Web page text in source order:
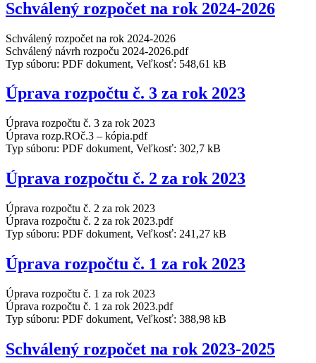
Schválený rozpočet na rok 2024-2026
Schválený rozpočet na rok 2024-2026
Schválený návrh rozpoču 2024-2026.pdf
Typ súboru: PDF dokument, Veľkosť: 548,61 kB
Úprava rozpočtu č. 3 za rok 2023
Úprava rozpočtu č. 3 za rok 2023
Úprava rozp.ROč.3 – kópia.pdf
Typ súboru: PDF dokument, Veľkosť: 302,7 kB
Úprava rozpočtu č. 2 za rok 2023
Úprava rozpočtu č. 2 za rok 2023
Úprava rozpočtu č. 2 za rok 2023.pdf
Typ súboru: PDF dokument, Veľkosť: 241,27 kB
Úprava rozpočtu č. 1 za rok 2023
Úprava rozpočtu č. 1 za rok 2023
Úprava rozpočtu č. 1 za rok 2023.pdf
Typ súboru: PDF dokument, Veľkosť: 388,98 kB
Schválený rozpočet na rok 2023-2025